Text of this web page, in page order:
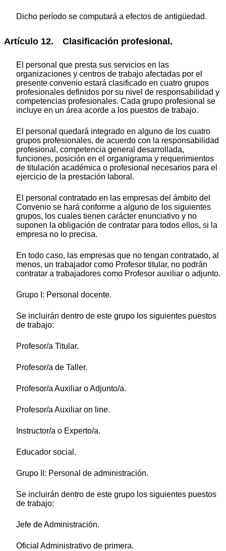
Dicho período se computará a efectos de antigüedad.
Artículo 12. Clasificación profesional.
El personal que presta sus servicios en las
organizaciones y centros de trabajo afectadas por el
presente convenio estará clasificado en cuatro grupos
profesionales definidos por su nivel de responsabilidad y
competencias profesionales. Cada grupo profesional se
incluye en un área acorde a los puestos de trabajo.
El personal quedará integrado en alguno de los cuatro
grupos profesionales, de acuerdo con la responsabilidad
profesional, competencia general desarrollada,
funciones, posición en el organigrama y requerimientos
de titulación académica o profesional necesarios para el
ejercicio de la prestación laboral.
El personal contratado en las empresas del ámbito del
Convenio se hará conforme a alguno de los siguientes
grupos, los cuales tienen carácter enunciativo y no
suponen la obligación de contratar para todos ellos, si la
empresa no lo precisa.
En todo caso, las empresas que no tengan contratado, al
menos, un trabajador como Profesor titular, no podrán
contratar a trabajadores como Profesor auxiliar o adjunto.
Grupo I: Personal docente.
Se incluirán dentro de este grupo los siguientes puestos
de trabajo:
Profesor/a Titular.
Profesor/a de Taller.
Profesor/a Auxiliar o Adjunto/a.
Profesor/a Auxiliar on line.
Instructor/a o Experto/a.
Educador social.
Grupo II: Personal de administración.
Se incluirán dentro de este grupo los siguientes puestos
de trabajo:
Jefe de Administración.
Oficial Administrativo de primera.